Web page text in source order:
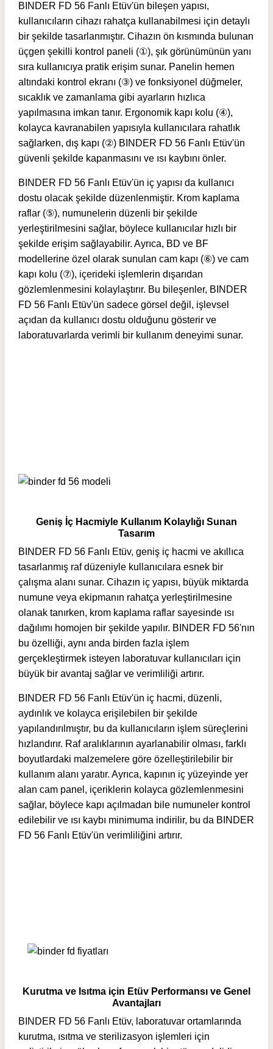
BINDER FD 56 Fanlı Etüv'ün bileşen yapısı,
kullanıcıların cihazı rahatça kullanabilmesi için detaylı
bir şekilde tasarlanmıştır. Cihazın ön kısmında bulunan
üçgen şekilli kontrol paneli (①), şık görünümünün yanı
sıra kullanıcıya pratik erişim sunar. Panelin hemen
altındaki kontrol ekranı (③) ve fonksiyonel düğmeler,
sıcaklık ve zamanlama gibi ayarların hızlıca
yapılmasına imkan tanır. Ergonomik kapı kolu (④),
kolayca kavranabilen yapısıyla kullanıcılara rahatlık
sağlarken, dış kapı (②) BINDER FD 56 Fanlı Etüv'ün
güvenli şekilde kapanmasını ve ısı kaybını önler.
BINDER FD 56 Fanlı Etüv'ün iç yapısı da kullanıcı
dostu olacak şekilde düzenlenmiştir. Krom kaplama
raflar (⑤), numunelerin düzenli bir şekilde
yerleştirilmesini sağlar, böylece kullanıcılar hızlı bir
şekilde erişim sağlayabilir. Ayrıca, BD ve BF
modellerine özel olarak sunulan cam kapı (⑥) ve cam
kapı kolu (⑦), içerideki işlemlerin dışarıdan
gözlemlenmesini kolaylaştırır. Bu bileşenler, BINDER
FD 56 Fanlı Etüv'ün sadece görsel değil, işlevsel
açıdan da kullanıcı dostu olduğunu gösterir ve
laboratuvarlarda verimli bir kullanım deneyimi sunar.
Geniş İç Hacmiyle Kullanım Kolaylığı Sunan
Tasarım
BINDER FD 56 Fanlı Etüv, geniş iç hacmi ve akıllıca
tasarlanmış raf düzeniyle kullanıcılara esnek bir
çalışma alanı sunar. Cihazın iç yapısı, büyük miktarda
numune veya ekipmanın rahatça yerleştirilmesine
olanak tanırken, krom kaplama raflar sayesinde ısı
dağılımı homojen bir şekilde yapılır. BINDER FD 56'nın
bu özelliği, aynı anda birden fazla işlem
gerçekleştirmek isteyen laboratuvar kullanıcıları için
büyük bir avantaj sağlar ve verimliliği artırır.
BINDER FD 56 Fanlı Etüv'ün iç hacmi, düzenli,
aydınlık ve kolayca erişilebilen bir şekilde
yapılandırılmıştır, bu da kullanıcıların işlem süreçlerini
hızlandırır. Raf aralıklarının ayarlanabilir olması, farklı
boyutlardaki malzemelere göre özelleştirilebilir bir
kullanım alanı yaratır. Ayrıca, kapının iç yüzeyinde yer
alan cam panel, içeriklerin kolayca gözlemlenmesini
sağlar, böylece kapı açılmadan bile numuneler kontrol
edilebilir ve ısı kaybı minimuma indirilir, bu da BINDER
FD 56 Fanlı Etüv'ün verimliliğini artırır.
Kurutma ve Isıtma için Etüv Performansı ve Genel
Avantajları
BINDER FD 56 Fanlı Etüv, laboratuvar ortamlarında
kurutma, ısıtma ve sterilizasyon işlemleri için